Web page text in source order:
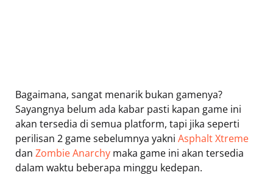
Bagaimana, sangat menarik bukan gamenya?
Sayangnya belum ada kabar pasti kapan game ini
akan tersedia di semua platform, tapi jika seperti
perilisan 2 game sebelumnya yakni Asphalt Xtreme
dan Zombie Anarchy maka game ini akan tersedia
dalam waktu beberapa minggu kedepan.